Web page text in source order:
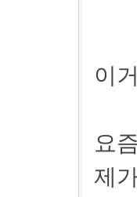
이
요
제